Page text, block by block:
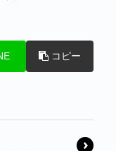
コピー